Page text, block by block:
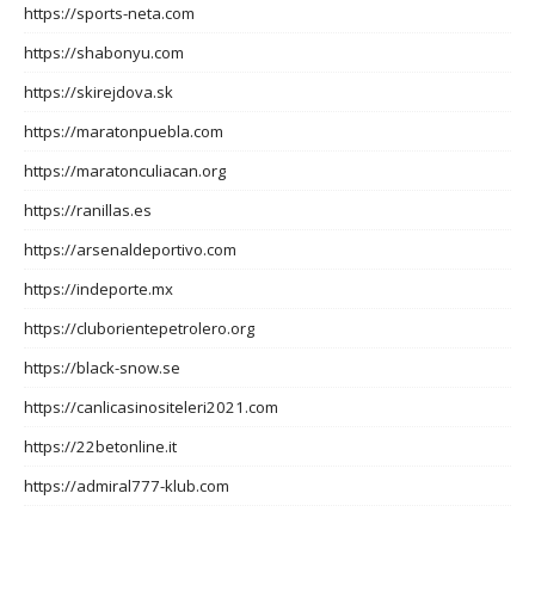
https://sports-neta.com
https://shabonyu.com
https://skirejdova.sk
https://maratonpuebla.com
https://maratonculiacan.org
https://ranillas.es
https://arsenaldeportivo.com
https://indeporte.mx
https://cluborientepetrolero.org
https://black-snow.se
https://canlicasinositeleri2021.com
https://22betonline.it
https://admiral777-klub.com